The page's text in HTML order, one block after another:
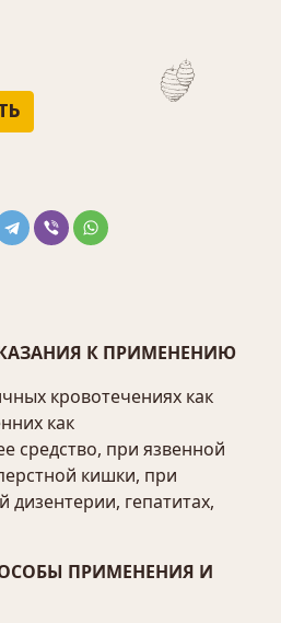
К ПРИМЕНЕНИЮ
кровотечениях как
как
средство, при язвенной
кишки, при
дизентерии, гепатитах,
ПРИМЕНЕНИЯ И